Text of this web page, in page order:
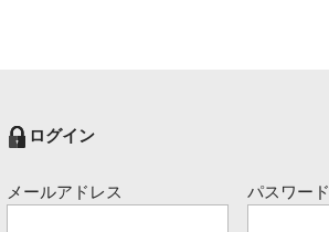
ログイン
メールアドレス パスワード